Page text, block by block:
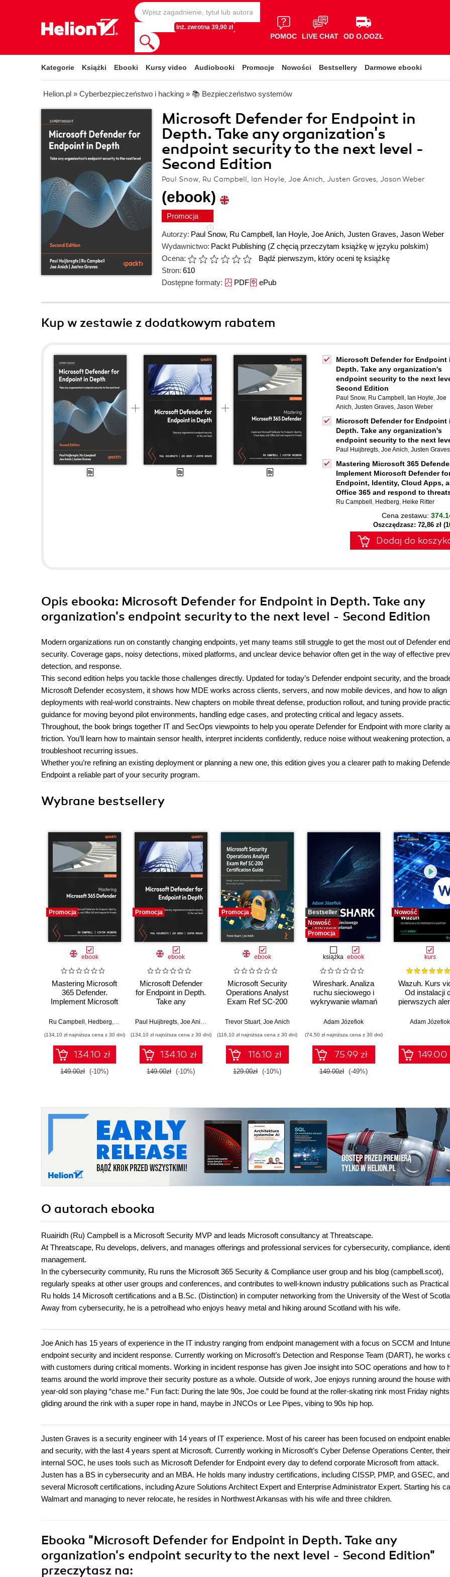
Inż. zwrotna 39,90 zł
POMOC LIVE CHAT OD O,OOZŁ
Kategorie Książki Ebooki Kursy video Audiobooki Promocje Nowości Bestsellery Darmowe ebooki
Helion.pl » Cyberbezpieczeństwo i hacking » 📚 Bezpieczeństwo systemów
Microsoft Defender for Endpoint in
Depth. Take any organization's
endpoint security to the next level -
Second Edition
Paul Snow, Ru Campbell, Ian Hoyle, Joe Anich, Justen Graves, Jason Weber
(ebook)
Promocja
Autorzy: Paul Snow, Ru Campbell, Ian Hoyle, Joe Anich, Justen Graves, Jason Weber
Wydawnictwo: Packt Publishing (Z chęcią przeczytam książkę w języku polskim)
Ocena:
Bądź pierwszym, który oceni tę książkę
Stron: 610
Dostępne formaty: PDFePub
Kup w zestawie z dodatkowym rabatem
Microsoft Defender for Endpoint
Depth. Take any organization's
endpoint security to the next
Second Edition
Paul Snow, Ru Campbell , Ian Hoyle, Joe
Anich, Justen Graves, Jason Weber
Microsoft Defender for Endpoint
Depth. Take any organization's
endpoint security to the next
Paul Huijbregts, Joe Anich, Justen Graves
Mastering Microsoft 365
Implement Microsoft Defender
Endpoint, Identity, Cloud Apps,
Office 365 and respond to
Ru Campbell , Hedberg, Heike Ritter
Cena zestawu:
Oszczędzasz: 72,86 zł
Dodaj do
Opis ebooka: Microsoft Defender for Endpoint in Depth. Take any
organization's endpoint security to the next level - Second Edition
Modern organizations run on constantly changing endpoints, yet many teams still struggle to get the most out of Defender
security. Coverage gaps, noisy detections, mixed platforms, and unclear device behavior often get in the way of effective
detection, and response.
This second edition helps you tackle those challenges directly. Updated for today’s Defender endpoint security, and the
Microsoft Defender ecosystem, it shows how MDE works across clients, servers, and now mobile devices, and how to align
deployments with real-world constraints. New chapters on mobile threat defense, production rollout, and tuning provide
guidance for moving beyond pilot environments, handling edge cases, and protecting critical and legacy assets.
Throughout, the book brings together IT and SecOps viewpoints to help you operate Defender for Endpoint with more clarity
friction. You’ll learn how to maintain sensor health, interpret incidents confidently, reduce noise without weakening protection,
troubleshoot recurring issues.
Whether you’re refining an existing deployment or planning a new one, this edition gives you a clearer path to making
Endpoint a reliable part of your security program.
Wybrane bestsellery
Promocja
ebook
Mastering Microsoft
365 Defender.
Implement Microsoft
Endpoint, Identity,
Office 365 and
respond to threats
Ru Campbell , Hedberg, Heike Ritter
(134,10 zł najniższa cena z 30 dni)
134.10 zł
149.00zł (-10%)
Promocja
ebook
Microsoft Defender
for Endpoint in Depth.
Take any
endpoint security to
Paul Huijbregts, Joe Anich Justen Graves
(134,10 zł najniższa cena z 30 dni)
134.10 zł
149.00zł (-10%)
Promocja
ebook
Microsoft Security
Operations Analyst
Exam Ref SC-200
Manage, monitor, and
using Microsoft
Security Stack for
securing IT systems
Trevor Stuart, Joe Anich
(116,10 zł najniższa cena z 30 dni)
116.10 zł
129.00zł (-10%)
Bestseller
Nowość
Promocja
książka ebook
Wireshark. Analiza
ruchu sieciowego i
wykrywanie włamań
Adam Józefiok
(74,50 zł najniższa cena z 30 dni)
75.99 zł
149.00zł (-49%)
Nowość
kurs
Wazuh. Kurs
Od instalacji
pierwszych
Adam Józefiok
149.00
O autorach ebooka
Ruairidh (Ru) Campbell is a Microsoft Security MVP and leads Microsoft consultancy at Threatscape.
At Threatscape, Ru develops, delivers, and manages offerings and professional services for cybersecurity, compliance,
management.
In the cybersecurity community, Ru runs the Microsoft 365 Security & Compliance user group and his blog (campbell.scot),
regularly speaks at other user groups and conferences, and contributes to well-known industry publications such as Practical
Ru holds 14 Microsoft certifications and a B.Sc. (Distinction) in computer networking from the University of the West of
Away from cybersecurity, he is a petrolhead who enjoys heavy metal and hiking around Scotland with his wife.
Joe Anich has 15 years of experience in the IT industry ranging from endpoint management with a focus on SCCM and
endpoint security and incident response. Currently working on Microsoft’s Detection and Response Team (DART), he works
with customers during critical moments. Working in incident response has given Joe insight into SOC operations and how to
teams around the world improve their security posture as a whole. Outside of work, Joe enjoys running around the house
year-old son playing “chase me.” Fun fact: During the late 90s, Joe could be found at the roller-skating rink most Friday
gliding around the rink with a super rope in hand, maybe in JNCOs or Lee Pipes, vibing to 90s hip hop.
Justen Graves is a security engineer with 14 years of IT experience. Most of his career has been focused on endpoint
and security, with the last 4 years spent at Microsoft. Currently working in Microsoft’s Cyber Defense Operations Center, their
internal SOC, he uses tools such as Microsoft Defender for Endpoint every day to defend corporate Microsoft from attack.
Justen has a BS in cybersecurity and an MBA. He holds many industry certifications, including CISSP, PMP, and GSEC, and
several Microsoft certifications, including Azure Solutions Architect Expert and Enterprise Administrator Expert. Starting his
Walmart and managing to never relocate, he resides in Northwest Arkansas with his wife and three children.
Ebooka "Microsoft Defender for Endpoint in Depth. Take any
organization's endpoint security to the next level - Second Edition"
przeczytasz na: